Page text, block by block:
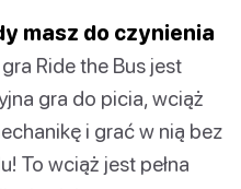
masz do czynienia
Ride the Bus jest
gra do picia, wciąż
i grać w nią bez
To wciąż jest pełna